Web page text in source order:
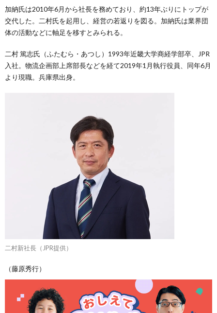
加納氏は2010年6月から社長を務めており、約13年ぶりにトップが
交代した。二村氏を起用し、経営の若返りを図る。加納氏は業界団
体の活動などに軸足を移すとみられる。
二村 篤志氏（ふたむら・あつし）1993年近畿大学商経学部卒、JPR
入社。物流企画部上席部長などを経て2019年1月執行役員、同年6月
より現職。兵庫県出身。
二村新社長（JPR提供）
（藤原秀行）